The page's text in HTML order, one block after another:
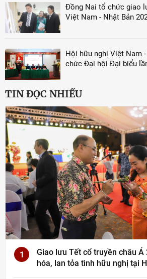
Đồng Nai tổ chức giao
Việt Nam - Nhật Bản
Hội hữu nghị Việt Nam
chức Đại hội Đại biểu
TIN ĐỌC NHIỀU
1
Giao lưu Tết cổ truyền châu Á
hóa, lan tỏa tình hữu nghị tại